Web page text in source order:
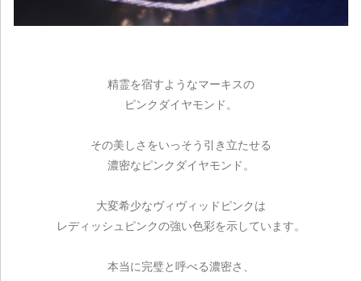
精霊を宿すようなマーキスの
ピンクダイヤモンド。
その美しさをいっそう引き立たせる
濃密なピンクダイヤモンド。
大変希少なヴィヴィッドピンクは
レディッシュピンクの強い色彩を示しています。
本当に完璧と呼べる濃密さ、